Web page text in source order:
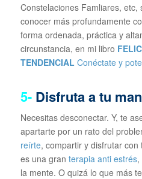
Constelaciones Famliares, etc,
conocer más profundamente
forma ordenada, práctica y
circunstancia, en mi libro
TENDENCIAL Conéctate y
5- Disfruta a tu
Necesitas desconectar. Y, te
apartarte por un rato del
reírte, compartir y disfrutar con
es una gran terapia anti estrés,
la mente. O quizá lo que más